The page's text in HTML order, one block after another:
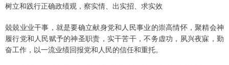
树立和践行正确政绩观，察实情、出实招、求实效
兢兢业业干事，就是要确立献身党和人民事业的崇高情怀，聚精会神
履行党和人民赋予的神圣职责，实干苦干，不务虚功，夙兴夜寐，勤
奋工作，以一流业绩回报党和人民的信任和重托。